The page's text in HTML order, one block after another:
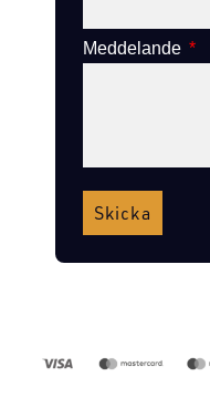
Meddelande
Skicka